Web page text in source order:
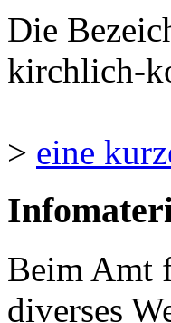
Die
kirchlich-
> eine
Beim Amt
diverses